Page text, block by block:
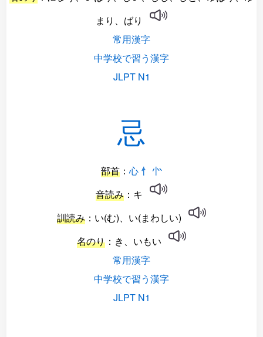
まり、ばり
常用漢字
中学校で習う漢字
JLPT N1
忌
部首 ： 心 忄 㣺
音読み ：キ
訓読み ：い(む)、い(まわしい)
名のり ：き、いもい
常用漢字
中学校で習う漢字
JLPT N1